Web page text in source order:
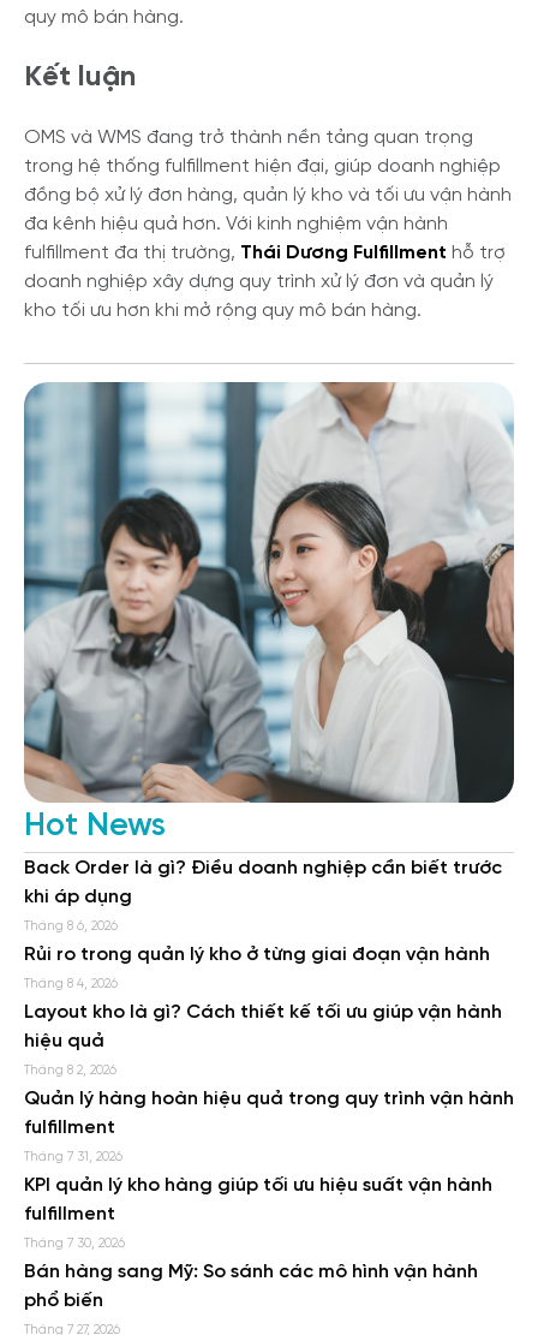
quy mô bán hàng.
Kết luận
OMS và WMS đang trở thành nền tảng quan trọng
trong hệ thống fulfillment hiện đại, giúp doanh nghiệp
đồng bộ xử lý đơn hàng, quản lý kho và tối ưu vận hành
đa kênh hiệu quả hơn. Với kinh nghiệm vận hành
fulfillment đa thị trường, Thái Dương Fulfillment hỗ trợ
doanh nghiệp xây dựng quy trình xử lý đơn và quản lý
kho tối ưu hơn khi mở rộng quy mô bán hàng.
Hot News
Back Order là gì? Điều doanh nghiệp cần biết trước
khi áp dụng
Tháng 8 6, 2026
Rủi ro trong quản lý kho ở từng giai đoạn vận hành
Tháng 8 4, 2026
Layout kho là gì? Cách thiết kế tối ưu giúp vận hành
hiệu quả
Tháng 8 2, 2026
Quản lý hàng hoàn hiệu quả trong quy trình vận hành
fulfillment
Tháng 7 31, 2026
KPI quản lý kho hàng giúp tối ưu hiệu suất vận hành
fulfillment
Tháng 7 30, 2026
Bán hàng sang Mỹ: So sánh các mô hình vận hành
phổ biến
Tháng 7 27, 2026